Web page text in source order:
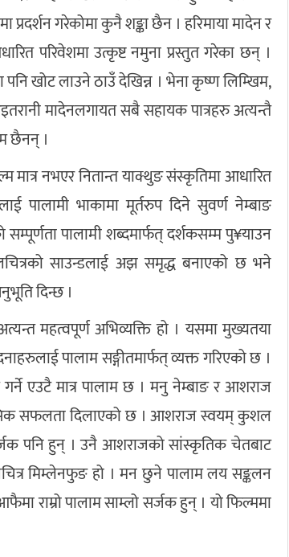
गरेकोमा कुनै शङ्का छैन । हरिमाया मादेन र
परिवेशमा उत्कृष्ट नमुना प्रस्तुत गरेका छन् ।
खोट लाउने ठाउँ देखिन्न । भेना कृष्ण लिम्खिम,
मादेनलगायत सबै सहायक पात्रहरु अत्यन्तै
छैनन् ।
मात्र नभएर नितान्त याक्थुङ संस्कृतिमा आधारित
पालामी भाकामा मूर्तरुप दिने सुवर्ण नेम्बाङ
पालामी शब्दमार्फत् दर्शकसम्म पु¥याउन
साउन्डलाई अझ समृद्ध बनाएको छ भने
दिन्छ ।
महत्वपूर्ण अभिव्यक्ति हो । यसमा मुख्यतया
पालाम सङ्गीतमार्फत् व्यक्त गरिएको छ ।
एउटै मात्र पालाम छ । मनु नेम्बाङ र आशराज
सफलता दिलाएको छ । आशराज स्वयम् कुशल
पनि हुन् । उनै आशराजको सांस्कृतिक चेतबाट
मिम्लेनफुङ हो । मन छुने पालाम लय सङ्कलन
राम्रो पालाम साम्लो सर्जक हुन् । यो फिल्ममा